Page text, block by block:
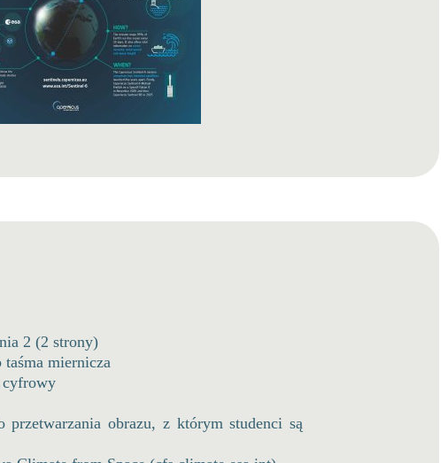
2 (2 strony)
miernicza
cyfrowy
przetwarzania obrazu, z którym studenci są